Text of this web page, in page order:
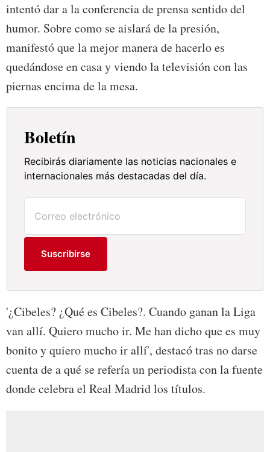
intentó dar a la conferencia de prensa sentido del
humor. Sobre como se aislará de la presión,
manifestó que la mejor manera de hacerlo es
quedándose en casa y viendo la televisión con las
piernas encima de la mesa.
Boletín
Recibirás diariamente las noticias nacionales e
internacionales más destacadas del día.
Suscribirse
'¿Cibeles? ¿Qué es Cibeles?. Cuando ganan la Liga
van allí. Quiero mucho ir. Me han dicho que es muy
bonito y quiero mucho ir allí', destacó tras no darse
cuenta de a qué se refería un periodista con la fuente
donde celebra el Real Madrid los títulos.